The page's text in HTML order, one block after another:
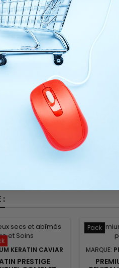
des résultats optimaux.
un après-shampoing hydratant
Cocamide MEA, Parfum,
Fruit Extract, Acorus
Commiphora Myrrha
3 Diisostearate.
Herbaceum (Cotton) Seed
Macadamia Ternifolia Seed
Aloe Barbadensis Leaf
Disodium EDTA.
directement sur le cuir
:
KERATIN CAVIAR
PRESTIGE
Pack
MARQUE: